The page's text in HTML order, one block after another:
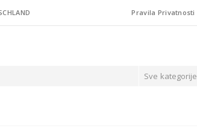
Pravila Privatnosti
Sve kategorije